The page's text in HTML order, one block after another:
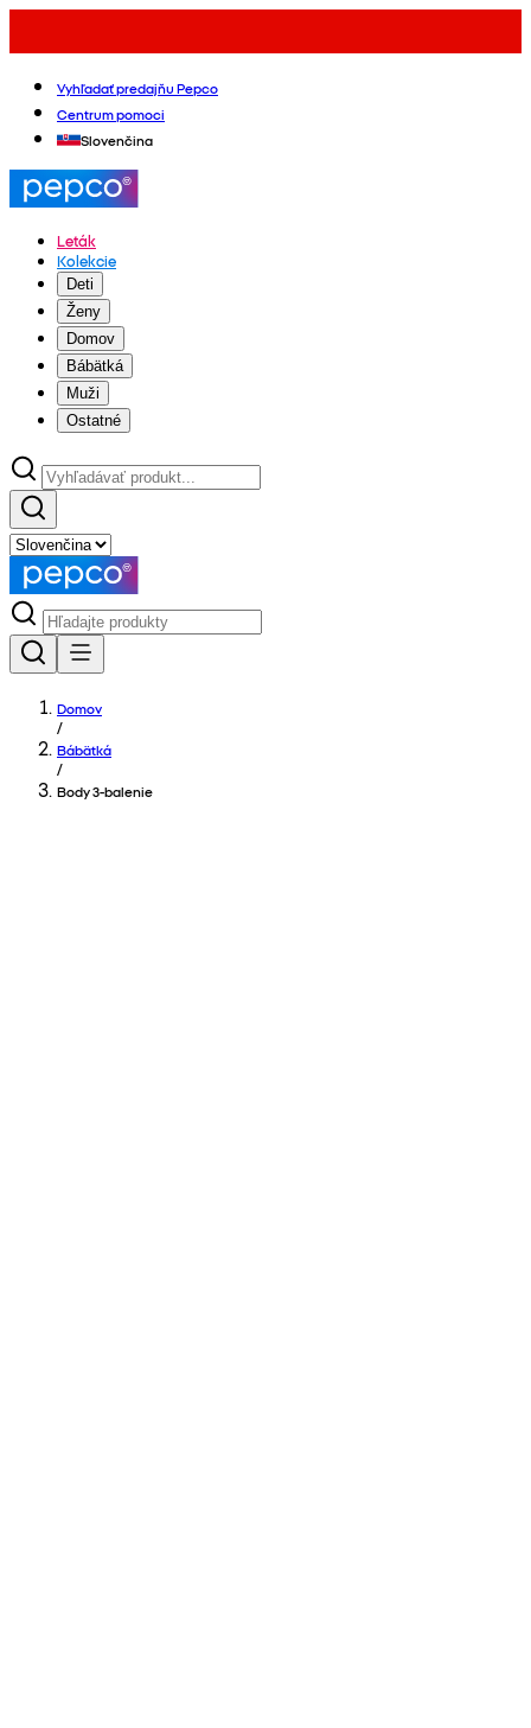
Vyhľadať predajňu Pepco
Centrum pomoci
Slovenčina
Leták
Kolekcie
Deti
Ženy
Domov
Bábätká
Muži
Ostatné
Domov
/
Bábätká
/
Body 3-balenie